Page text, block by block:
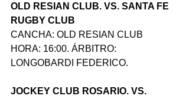
OLD RESIAN CLUB. VS. SANTA FE
RUGBY CLUB
CANCHA: OLD RESIAN CLUB
HORA: 16:00. ÁRBITRO:
LONGOBARDI FEDERICO.
JOCKEY CLUB ROSARIO. VS.